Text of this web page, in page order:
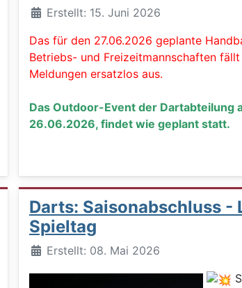
DetailsErstellt: 15. Juni 2026
Das für den 27.06.2026 geplante
Betriebs- und Freizeitmannschaften
Meldungen ersatzlos aus.
Das Outdoor-Event der Dartabteilung
26.06.2026, findet wie geplant statt.
Darts: Saisonabschluss -
Spieltag
DetailsErstellt: 08. Mai 2026